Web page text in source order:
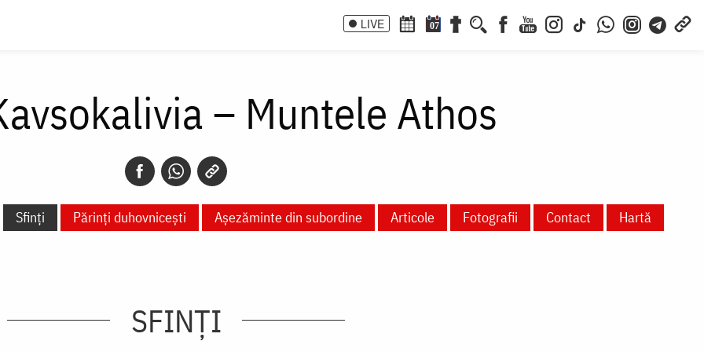
LIVE 07
– Muntele Athos
Sfinți Părinți duhovnicești Așezăminte din subordine Articole Fotografii Contact Hartă
SFINȚI